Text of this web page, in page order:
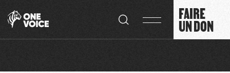
FAIRE
UN DON